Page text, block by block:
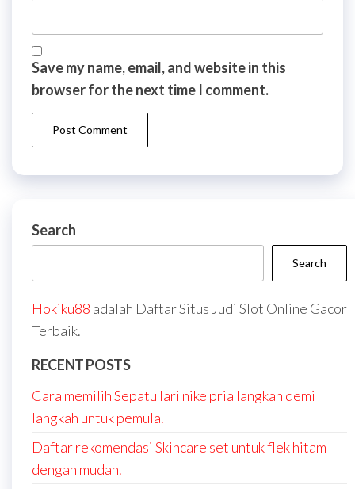
Save my name, email, and website in this
browser for the next time I comment.
Search
Search
Hokiku88 adalah Daftar Situs Judi Slot Online Gacor
Terbaik.
RECENT POSTS
Cara memilih Sepatu lari nike pria langkah demi
langkah untuk pemula.
Daftar rekomendasi Skincare set untuk flek hitam
dengan mudah.